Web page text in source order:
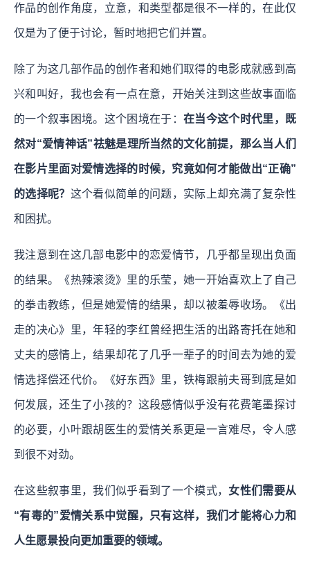
作品的创作角度，立意，和类型都是很不一样的，在此仅
仅是为了便于讨论，暂时地把它们并置。
除了为这几部作品的创作者和她们取得的电影成就感到高
兴和叫好，我也会有一点在意，开始关注到这些故事面临
的一个叙事困境。这个困境在于： 在当今这个时代⾥，既
然对“爱情神话”祛魅是理所当然的文化前提，那么当⼈们
在影片里面对爱情选择的时候，究竟如何才能做出“正确”
的选择呢？ 这个看似简单的问题，实际上却充满了复杂性
和困扰。
我注意到在这几部电影中的恋爱情节，几乎都呈现出负⾯
的结果。《热辣滚烫》⾥的乐莹，她一开始喜欢上了⾃⼰
的拳击教练，但是她爱情的结果，却以被羞辱收场。《出
⾛的决⼼》⾥，年轻的李红曾经把⽣活的出路寄托在她和
丈夫的感情上，结果却花了几乎一辈子的时间去为她的爱
情选择偿还代价。《好东⻄》⾥，铁梅跟前夫哥到底是如
何发展，还生了小孩的？这段感情似乎没有花费笔墨探讨
的必要，小叶跟胡医生的爱情关系更是一言难尽，令人感
到很不对劲。
在这些叙事里，我们似乎看到了一个模式， 女性们需要从
“有毒的”爱情关系中觉醒，只有这样，我们才能将心力和
人生愿景投向更加重要的领域。